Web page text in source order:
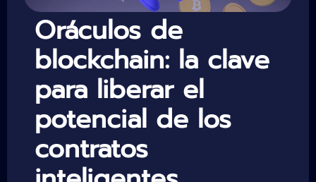
Oráculos de
blockchain: la clave
para liberar el
potencial de los
contratos